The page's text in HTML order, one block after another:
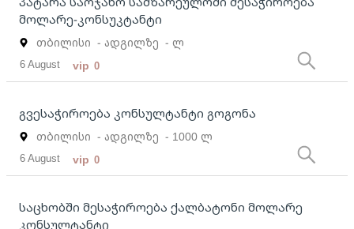
მოლარე-კონსუკტანტი
თბილისი - ადგილზე - ლ
6 August vip 0
გვესაჭიროება კონსულტანტი გოგონა
თბილისი - ადგილზე - 1000 ლ
6 August vip 0
საცხობში მესაჭიროება ქალბატონი მოლარე
კონსულტანტი